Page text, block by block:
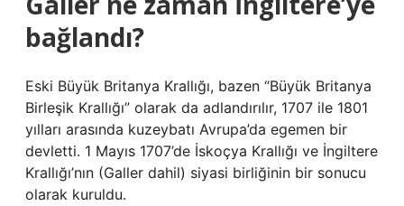
bağlandı?
Eski Büyük Britanya Krallığı, bazen “Büyük Britanya
Birleşik Krallığı” olarak da adlandırılır, 1707 ile 1801
yılları arasında kuzeybatı Avrupa’da egemen bir
devletti. 1 Mayıs 1707’de İskoçya Krallığı ve İngiltere
Krallığı’nın (Galler dahil) siyasi birliğinin bir sonucu
olarak kuruldu.